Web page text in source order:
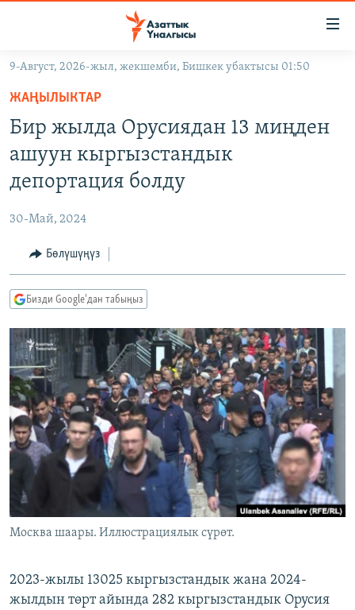
Навигацияга
өтүңүз
Издөөгө
салыңызКЫРГЫЗСТАН
МАДАНИЯТ
ДҮЙНӨ
УКРАИНА
ТВ ПРОГРАММАЛАР
БҮГҮН АЗАТТЫКТА
ДАНИСТЕ
ЭЖЕ-СИҢДИЛЕР
АЗАТТЫК+
ЫҢГАЙСЫЗ СУРООЛОР
ПОДКАСТ
Русский
ОНЛАЙН ШЕРИНЕ
ЭЕ/АРнун бардык сайттары
9-Август, 2026-жыл, жекшемби, Бишкек убактысы 01:50
ЖАҢЫЛЫКТАР
Бир жылда Орусиядан 13 миңден
ашуун кыргызстандык
депортация болду
30-Май, 2024
Бөлүшүңүз
Бизди Google'дан табыңыз
Москва шаары. Иллюстрациялык сүрөт.
2023-жылы 13025 кыргызстандык жана 2024-
жылдын төрт айында 282 кыргызстандык Орусия